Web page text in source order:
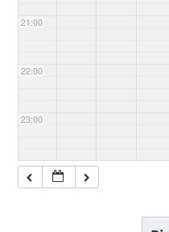
21:00
22:00
23:00